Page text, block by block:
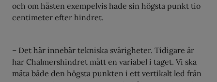
och om hästen exempelvis hade sin högsta punkt tio
centimeter efter hindret.
– Det här innebär tekniska svårigheter. Tidigare år
har Chalmershindret mätt en variabel i taget. Vi ska
mäta både den högsta punkten i ett vertikalt led från